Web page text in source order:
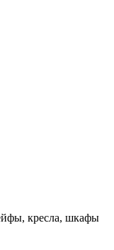
кресла, шкафы